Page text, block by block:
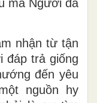
mà Người đã
nhận từ tận
đáp trả giống
đến yêu
nguồn hy